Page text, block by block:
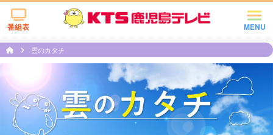
MENU
番組表
雲のカタチ